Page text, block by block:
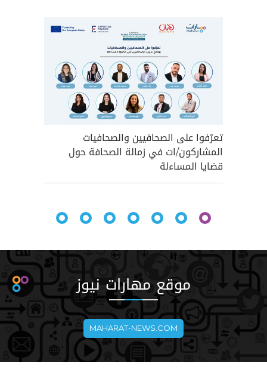
تعرّفوا على الصحافيين والصحافيات
المشاركون/ات في زمالة الصحافة حول
قضايا المساءلة
موقع مهارات نيوز
MAHARAT-NEWS.COM